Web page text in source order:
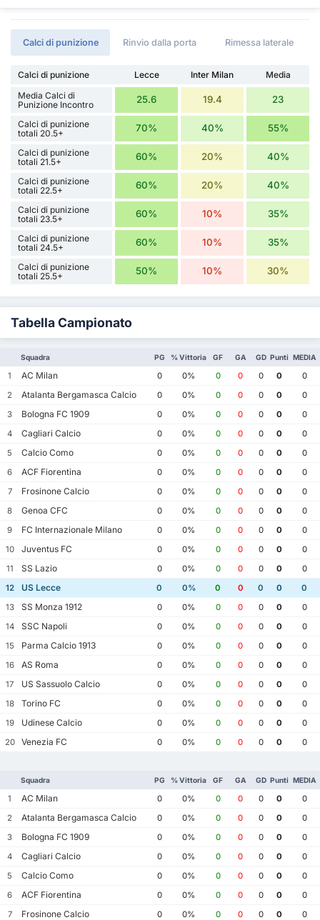
Calci di punizione Rinvio dalla porta Rimessa laterale
Calci di punizione Lecce Inter Milan
Media
Media Calci di
Punizione Incontro
25.6 19.4 23
Calci di punizione
totali 20.5+
70% 40% 55%
Calci di punizione
totali 21.5+
60% 20% 40%
Calci di punizione
totali 22.5+
60% 20% 40%
Calci di punizione
totali 23.5+
60% 10% 35%
Calci di punizione
totali 24.5+
60% 10% 35%
Calci di punizione
totali 25.5+
50% 10% 30%
Tabella Campionato
Squadra PG % Vittoria GF GA GD Punti MEDIA
1 AC Milan 0 0% 0 0 0 0
0
2
Atalanta Bergamasca Calcio 0 0% 0 0 0 0
0
3
Bologna FC 1909 0 0% 0 0 0 0
0
4
Cagliari Calcio 0 0% 0 0 0 0
0
5
Calcio Como 0 0% 0 0 0 0
0
6
ACF Fiorentina 0 0% 0 0 0 0
0
7
Frosinone Calcio 0 0% 0 0 0 0
0
8
Genoa CFC 0 0% 0 0 0 0
0
9
FC Internazionale Milano 0 0% 0 0 0 0
0
10
Juventus FC 0 0% 0 0 0 0
0
11
SS Lazio 0 0% 0 0 0 0
0
12
US Lecce 0 0% 0 0 0 0
0
13
SS Monza 1912 0 0% 0 0 0 0
0
14
SSC Napoli 0 0% 0 0 0 0
0
15
Parma Calcio 1913 0 0% 0 0 0 0
0
16
AS Roma 0 0% 0 0 0 0
0
17
US Sassuolo Calcio 0 0% 0 0 0 0
0
18
Torino FC 0 0% 0 0 0 0
0
19
Udinese Calcio 0 0% 0 0 0 0
0
20
Venezia FC 0 0% 0 0 0 0 0
Squadra PG % Vittoria GF GA GD Punti MEDIA
1 AC Milan 0 0% 0 0 0 0
0
2
Atalanta Bergamasca Calcio 0 0% 0 0 0 0
0
3
Bologna FC 1909 0 0% 0 0 0 0
0
4
Cagliari Calcio 0 0% 0 0 0 0
0
5
Calcio Como 0 0% 0 0 0 0
0
6
ACF Fiorentina 0 0% 0 0 0 0
0
7
Frosinone Calcio 0 0% 0 0 0 0
0